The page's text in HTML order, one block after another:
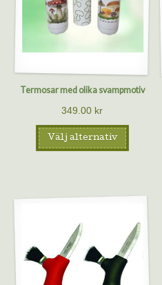
Termosar med olika svampmotiv
349.00 kr
Välj alternativ